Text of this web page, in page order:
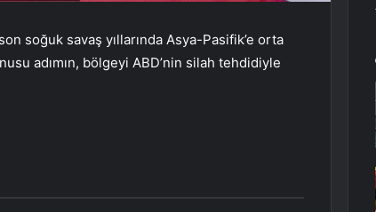
soğuk savaş yıllarında Asya-Pasifik’e orta
adımın, bölgeyi ABD’nin silah tehdidiyle